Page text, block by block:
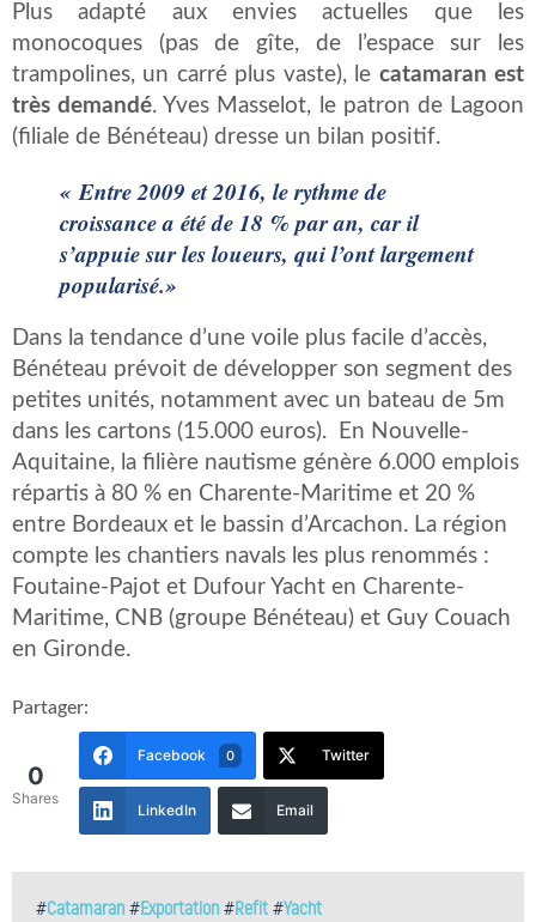
Plus adapté aux envies actuelles que les
monocoques (pas de gîte, de l’espace sur les
trampolines, un carré plus vaste), le catamaran est
très demandé. Yves Masselot, le patron de Lagoon
(filiale de Bénéteau) dresse un bilan positif.
« Entre 2009 et 2016, le rythme de
croissance a été de 18 % par an, car il
s’appuie sur les loueurs, qui l’ont largement
popularisé.»
Dans la tendance d’une voile plus facile d’accès,
Bénéteau prévoit de développer son segment des
petites unités, notamment avec un bateau de 5m
dans les cartons (15.000 euros). En Nouvelle-
Aquitaine, la filière nautisme génère 6.000 emplois
répartis à 80 % en Charente-Maritime et 20 %
entre Bordeaux et le bassin d’Arcachon. La région
compte les chantiers navals les plus renommés :
Foutaine-Pajot et Dufour Yacht en Charente-
Maritime, CNB (groupe Bénéteau) et Guy Couach
en Gironde.
Partager:
0
Shares
Facebook 0 Twitter
LinkedIn Email
#Catamaran #Exportation #Refit #Yacht